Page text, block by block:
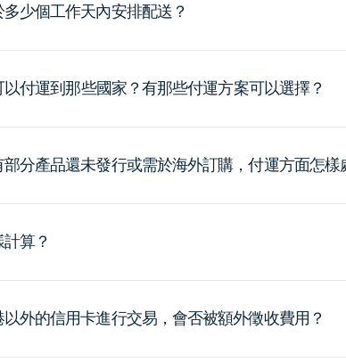
少個工作天內安排配送？
付運到那些國家？有那些付運方案可以選擇？
分產品還未發行或需於海外訂購，付運方面怎樣
算？
外的信用卡進行交易，會否被額外徵收費用？